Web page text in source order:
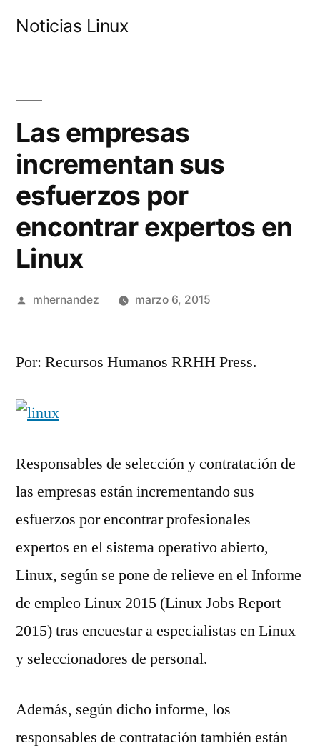
Noticias Linux
Las empresas
incrementan sus
esfuerzos por
encontrar expertos en
Linux
Publicado
mhernandez marzo 6, 2015
Por: Recursos Humanos RRHH Press.
Responsables de selección y contratación de
las empresas están incrementando sus
esfuerzos por encontrar profesionales
expertos en el sistema operativo abierto,
Linux, según se pone de relieve en el Informe
de empleo Linux 2015 (Linux Jobs Report
2015) tras encuestar a especialistas en Linux
y seleccionadores de personal.
Además, según dicho informe, los
responsables de contratación también están